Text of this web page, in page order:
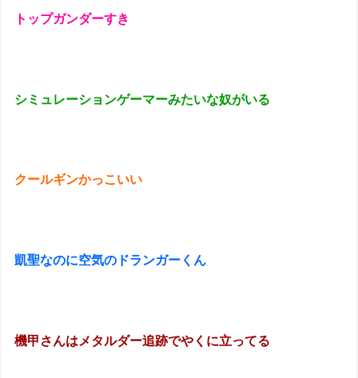
トップガンダーすき
シミュレーションゲーマーみたいな奴がいる
クールギンかっこいい
凱聖なのに空気のドランガーくん
機甲さんはメタルダー追跡でやくに立ってる